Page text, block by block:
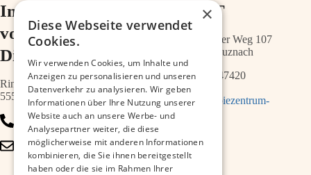
Im Ärztehaus
vor der
Diakonie
Ringstr.64a
55543 Bad Kreuznach
0671 – 79467700
info@therapiezentrum-
kh.de
im ZIMT
Schwabenheimer Weg 107
55543 Bad Kreuznach
0671 – 21547420
info@therapiezentrum-
melias.de
×
Diese Webseite verwendet
Cookies.
Wir verwenden Cookies, um Inhalte und
Anzeigen zu personalisieren und unseren
Datenverkehr zu analysieren. Wir geben
Informationen über Ihre Nutzung unserer
Website auch an unsere Werbe- und
Analysepartner weiter, die diese
möglicherweise mit anderen Informationen
kombinieren, die Sie ihnen bereitgestellt
haben oder die sie im Rahmen Ihrer